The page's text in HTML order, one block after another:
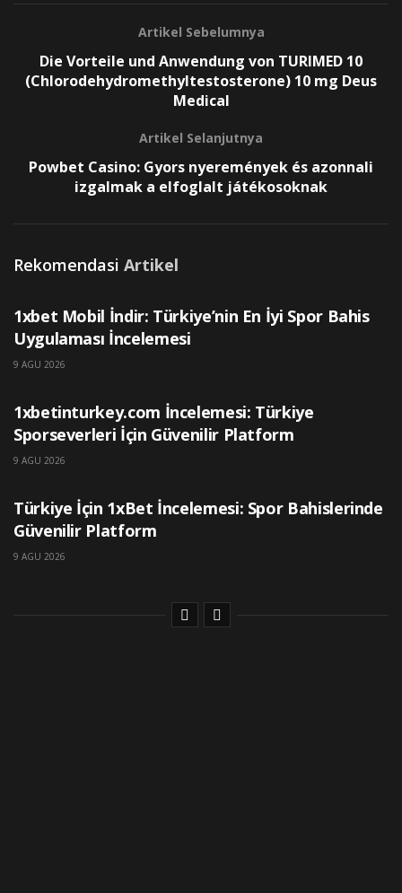
Artikel Sebelumnya
Die Vorteile und Anwendung von TURIMED 10
(Chlorodehydromethyltestosterone) 10 mg Deus
Medical
Artikel Selanjutnya
Powbet Casino: Gyors nyeremények és azonnali
izgalmak a elfoglalt játékosoknak
Rekomendasi Artikel
1xbet Mobil İndir: Türkiye’nin En İyi Spor Bahis
Uygulaması İncelemesi
9 AGU 2026
1xbetinturkey.com İncelemesi: Türkiye
Sporseverleri İçin Güvenilir Platform
9 AGU 2026
Türkiye İçin 1xBet İncelemesi: Spor Bahislerinde
Güvenilir Platform
9 AGU 2026